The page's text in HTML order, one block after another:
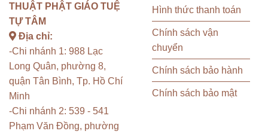
THUẬT PHẬT GIÁO TUỆ
TỰ TÂM
Địa chỉ:
-Chi nhánh 1: 988 Lạc
Long Quân, phường 8,
quận Tân Bình, Tp. Hồ Chí
Minh
-Chi nhánh 2: 539 - 541
Phạm Văn Đồng, phường
Hình thức thanh toán
Chính sách vận
chuyển
Chính sách bảo hành
Chính sách bảo mật